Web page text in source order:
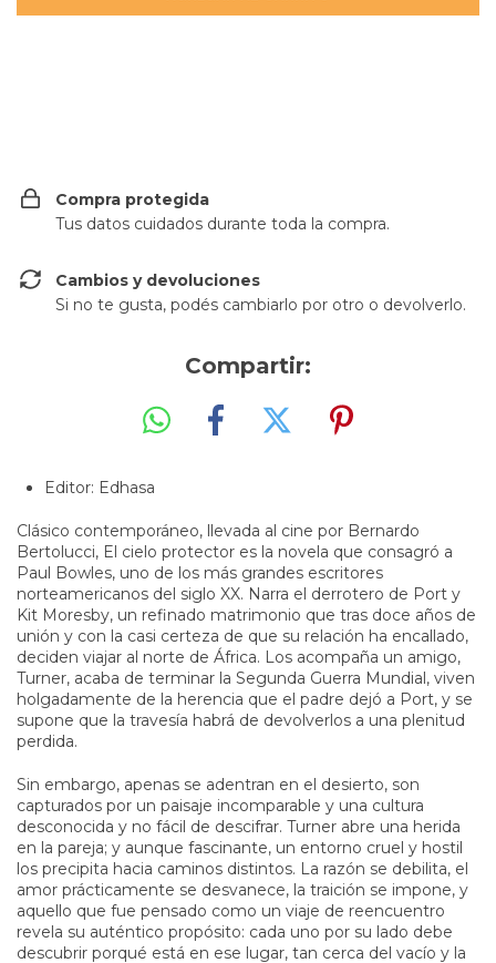
Compra protegida
Tus datos cuidados durante toda la compra.
Cambios y devoluciones
Si no te gusta, podés cambiarlo por otro o devolverlo.
Compartir:
Editor: Edhasa
Clásico contemporáneo, llevada al cine por Bernardo
Bertolucci, El cielo protector es la novela que consagró a
Paul Bowles, uno de los más grandes escritores
norteamericanos del siglo XX. Narra el derrotero de Port y
Kit Moresby, un refinado matrimonio que tras doce años de
unión y con la casi certeza de que su relación ha encallado,
deciden viajar al norte de África. Los acompaña un amigo,
Turner, acaba de terminar la Segunda Guerra Mundial, viven
holgadamente de la herencia que el padre dejó a Port, y se
supone que la travesía habrá de devolverlos a una plenitud
perdida.
Sin embargo, apenas se adentran en el desierto, son
capturados por un paisaje incomparable y una cultura
desconocida y no fácil de descifrar. Turner abre una herida
en la pareja; y aunque fascinante, un entorno cruel y hostil
los precipita hacia caminos distintos. La razón se debilita, el
amor prácticamente se desvanece, la traición se impone, y
aquello que fue pensado como un viaje de reencuentro
revela su auténtico propósito: cada uno por su lado debe
descubrir porqué está en ese lugar, tan cerca del vacío y la